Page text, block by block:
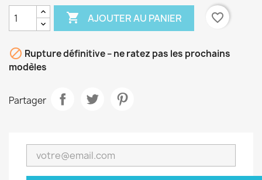
 AJOUTER AU PANIER favorite_border
 Rupture définitive – ne ratez pas les prochains
modèles
Partager